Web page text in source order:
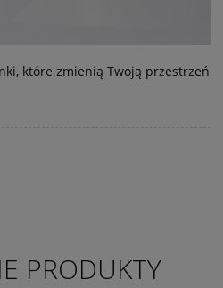
które zmienią Twoją przestrzeń
PRODUKTY